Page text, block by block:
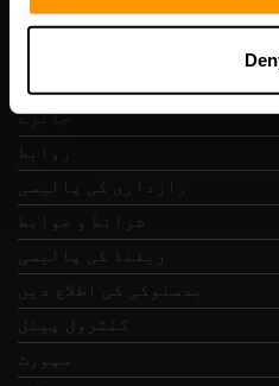
جائزے
روابط
رازداری کی پالیسی
شرائط و ضوابط
ریفنڈ کی پالیسی
بدسلوکی کی اطلاع دیں
کنٹرول پینل
سپورٹ